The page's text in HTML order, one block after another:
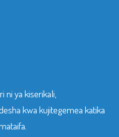
ni ya kiserikali,
kwa kujitegemea katika